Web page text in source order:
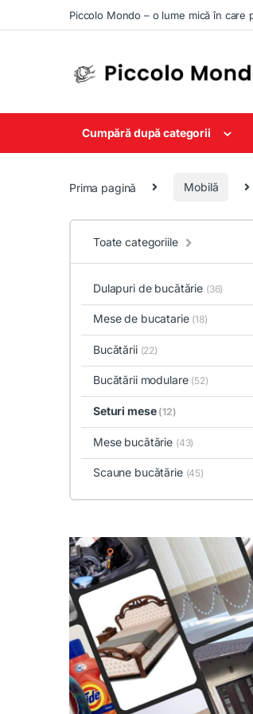
Skip to navigation
Skip to contentPiccolo Mondo – o lume mică în care
Cumpără după categorii
Prima pagină Mobilă
Toate categoriile
Dulapuri de bucătărie (36)
Mese de bucatarie (18)
Bucătării (22)
Bucătării modulare (52)
Seturi mese (12)
Mese bucătărie (43)
Scaune bucătărie (45)